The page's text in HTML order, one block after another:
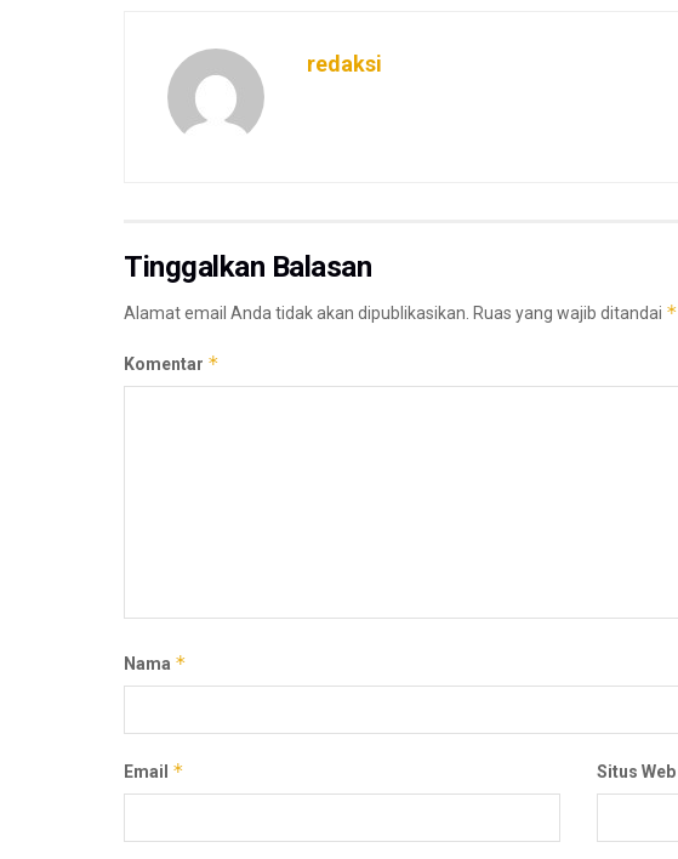
redaksi
Tinggalkan Balasan
Alamat email Anda tidak akan dipublikasikan. Ruas yang wajib ditandai *
Komentar *
Nama *
Email * Situs Web